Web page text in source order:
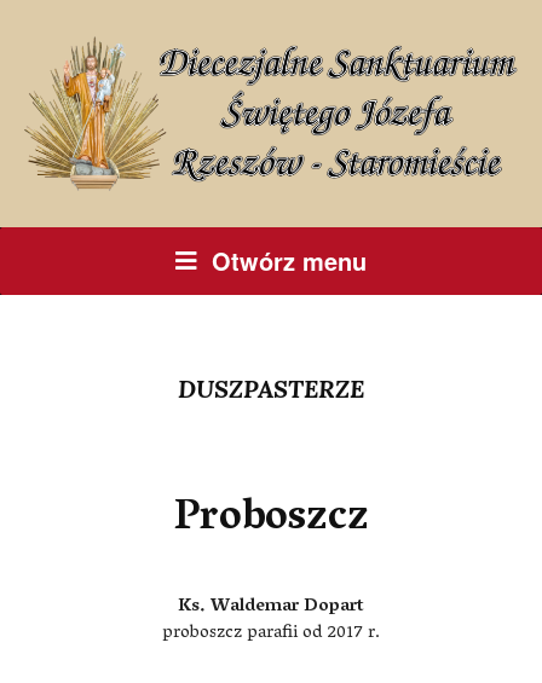
Otwórz menu
DUSZPASTERZE
Proboszcz
Ks. Waldemar Dopart
proboszcz parafii od 2017 r.